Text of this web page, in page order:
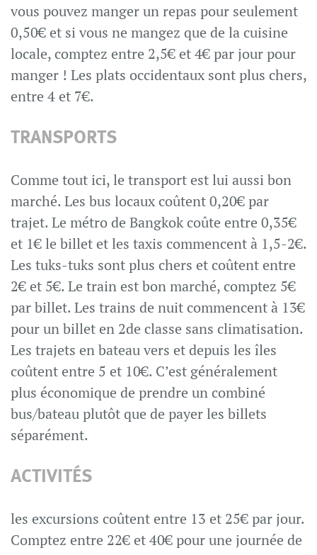
vous pouvez manger un repas pour seulement
0,50€ et si vous ne mangez que de la cuisine
locale, comptez entre 2,5€ et 4€ par jour pour
manger ! Les plats occidentaux sont plus chers,
entre 4 et 7€.
TRANSPORTS
Comme tout ici, le transport est lui aussi bon
marché. Les bus locaux coûtent 0,20€ par
trajet. Le métro de Bangkok coûte entre 0,35€
et 1€ le billet et les taxis commencent à 1,5-2€.
Les tuks-tuks sont plus chers et coûtent entre
2€ et 5€. Le train est bon marché, comptez 5€
par billet. Les trains de nuit commencent à 13€
pour un billet en 2de classe sans climatisation.
Les trajets en bateau vers et depuis les îles
coûtent entre 5 et 10€. C’est généralement
plus économique de prendre un combiné
bus/bateau plutôt que de payer les billets
séparément.
ACTIVITÉS
les excursions coûtent entre 13 et 25€ par jour.
Comptez entre 22€ et 40€ pour une journée de